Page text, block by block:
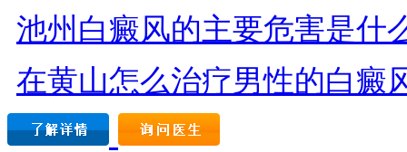
池州白癜风的主要危害是什
在黄山怎么治疗男性的白癜